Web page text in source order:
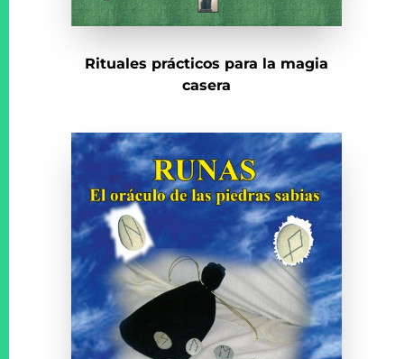
Rituales prácticos para la magia
casera